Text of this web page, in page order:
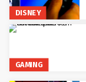
DISNEY
GAMING